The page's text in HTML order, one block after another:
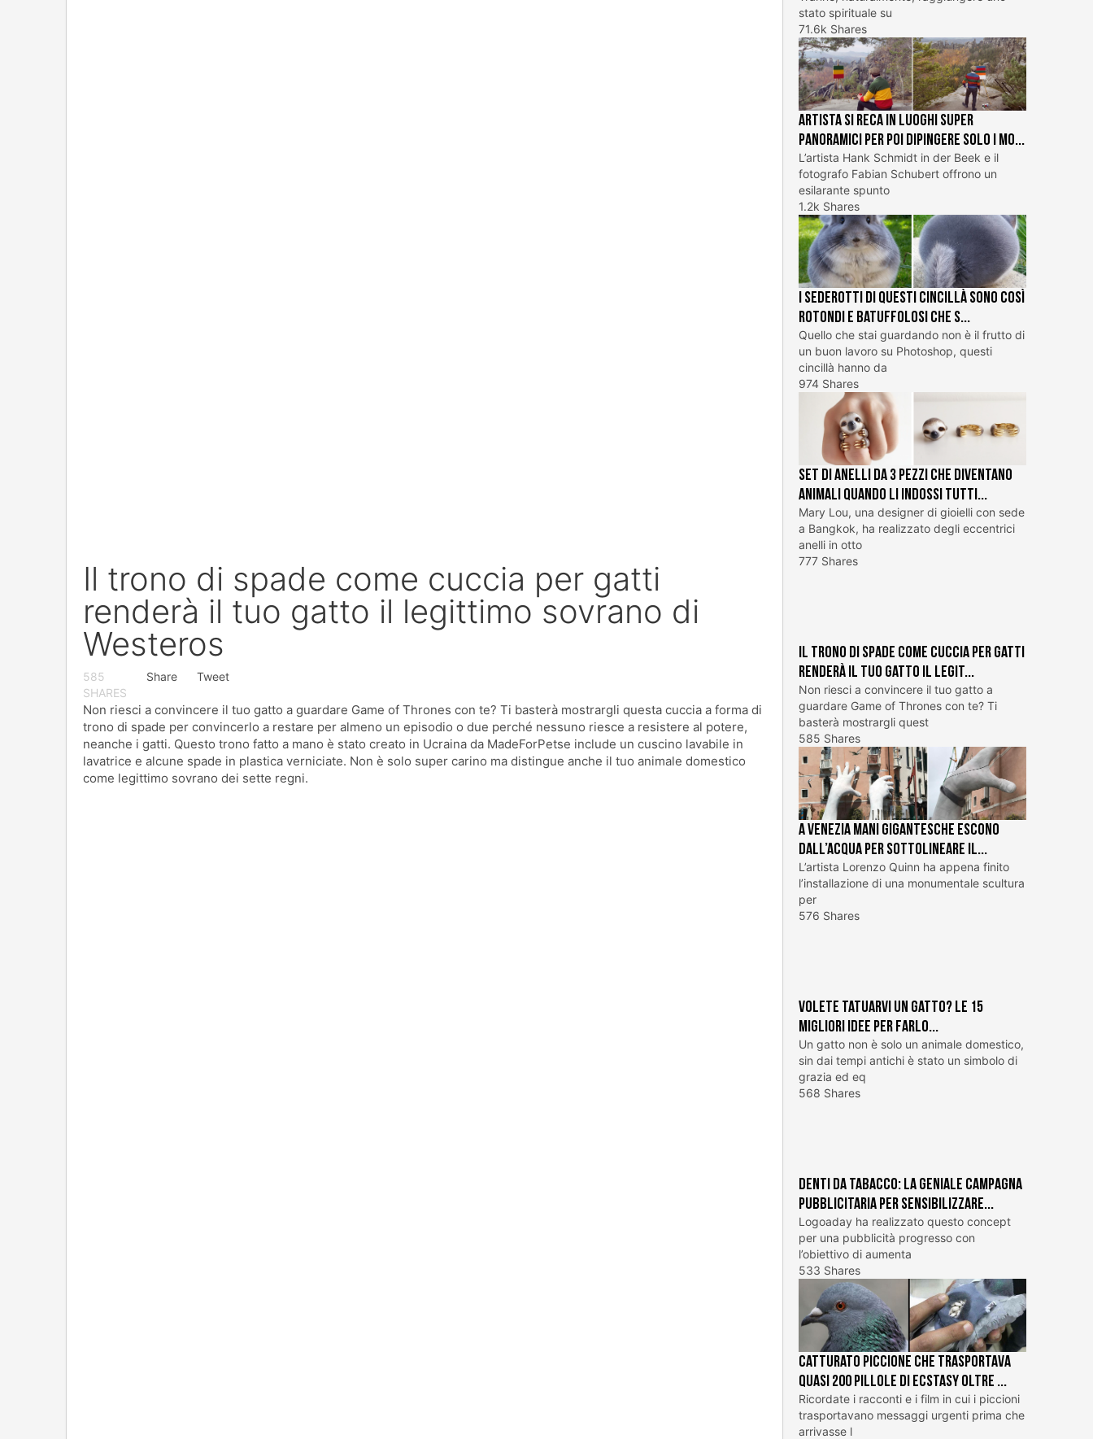
Il trono di spade come cuccia per gatti
renderà il tuo gatto il legittimo sovrano di
Westeros
585
SHARES
Share Tweet
Non riesci a convincere il tuo gatto a guardare Game of Thrones con te? Ti basterà mostrargli questa cuccia a forma di
trono di spade per convincerlo a restare per almeno un episodio o due perché nessuno riesce a resistere al potere,
neanche i gatti. Questo trono fatto a mano è stato creato in Ucraina da MadeForPetse include un cuscino lavabile in
lavatrice e alcune spade in plastica verniciate. Non è solo super carino ma distingue anche il tuo animale domestico
come legittimo sovrano dei sette regni.
stato spirituale su
71.6k Shares
Artista si reca in luoghi super
panoramici per poi dipingere solo i mo...
L’artista Hank Schmidt in der Beek e il
fotografo Fabian Schubert offrono un
esilarante spunto
1.2k Shares
I sederotti di questi cincillà sono così
rotondi e batuffolosi che s...
Quello che stai guardando non è il frutto di
un buon lavoro su Photoshop, questi
cincillà hanno da
974 Shares
Set di anelli da 3 pezzi che diventano
animali quando li indossi tutti...
Mary Lou, una designer di gioielli con sede
a Bangkok, ha realizzato degli eccentrici
anelli in otto
777 Shares
Il trono di spade come cuccia per gatti
renderà il tuo gatto il legit...
Non riesci a convincere il tuo gatto a
guardare Game of Thrones con te? Ti
basterà mostrargli quest
585 Shares
A Venezia mani gigantesche escono
dall’acqua per sottolineare il...
L’artista Lorenzo Quinn ha appena finito
l’installazione di una monumentale scultura
per
576 Shares
Volete tatuarvi un gatto? Le 15
migliori idee per farlo...
Un gatto non è solo un animale domestico,
sin dai tempi antichi è stato un simbolo di
grazia ed eq
568 Shares
Denti da tabacco: la geniale campagna
pubblicitaria per sensibilizzare...
Logoaday ha realizzato questo concept
per una pubblicità progresso con
l’obiettivo di aumenta
533 Shares
Catturato piccione che trasportava
quasi 200 pillole di ecstasy oltre ...
Ricordate i racconti e i film in cui i piccioni
trasportavano messaggi urgenti prima che
arrivasse l